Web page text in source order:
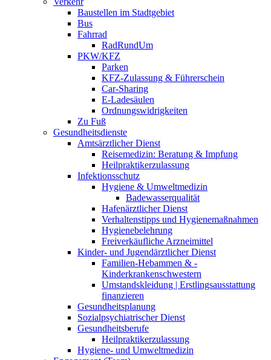
Baustellen im Stadtgebiet
Bus
Fahrrad
RadRundUm
PKW/KFZ
Parken
KFZ-Zulassung & Führerschein
Car-Sharing
E-Ladesäulen
Ordnungswidrigkeiten
Zu Fuß
Gesundheitsdienste
Amtsärztlicher Dienst
Reisemedizin: Beratung & Impfung
Heilpraktikerzulassung
Infektionsschutz
Hygiene & Umweltmedizin
Badewasserqualität
Hafenärztlicher Dienst
Verhaltenstipps und Hygienemaßnahmen
Hygienebelehrung
Freiverkäufliche Arzneimittel
Kinder- und Jugendärztlicher Dienst
Familien-Hebammen & -
Kinderkrankenschwestern
Umstandskleidung | Erstlingsausstattung
finanzieren
Gesundheitsplanung
Sozialpsychiatrischer Dienst
Gesundheitsberufe
Heilpraktikerzulassung
Hygiene- und Umweltmedizin